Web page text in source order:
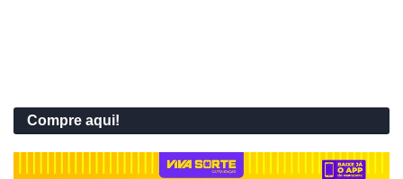
Compre aqui!